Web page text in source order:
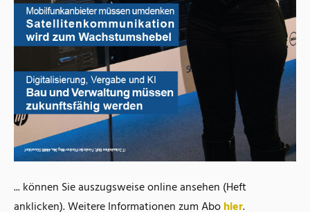
... können Sie auszugsweise online ansehen (Heft
anklicken). Weitere Informationen zum Abohier.